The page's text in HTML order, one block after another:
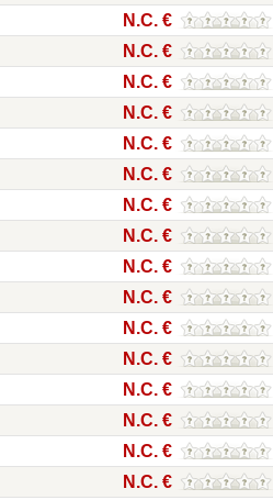
N.C. €
N.C. €
N.C. €
N.C. €
N.C. €
N.C. €
N.C. €
N.C. €
N.C. €
N.C. €
N.C. €
N.C. €
N.C. €
N.C. €
N.C. €
N.C. €